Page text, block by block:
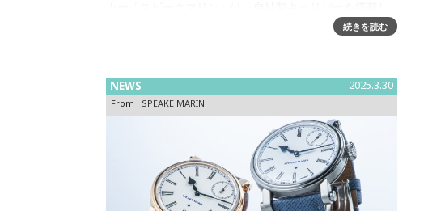
た『THE RESILIENCE COLLECTION』を2025年4月に発
続きを読む
NEWS 2025.3.30
From : SPEAKE MARIN